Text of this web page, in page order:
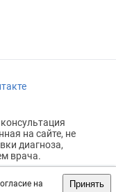
на
Принять
на сайте, не
диагноза,
врача.